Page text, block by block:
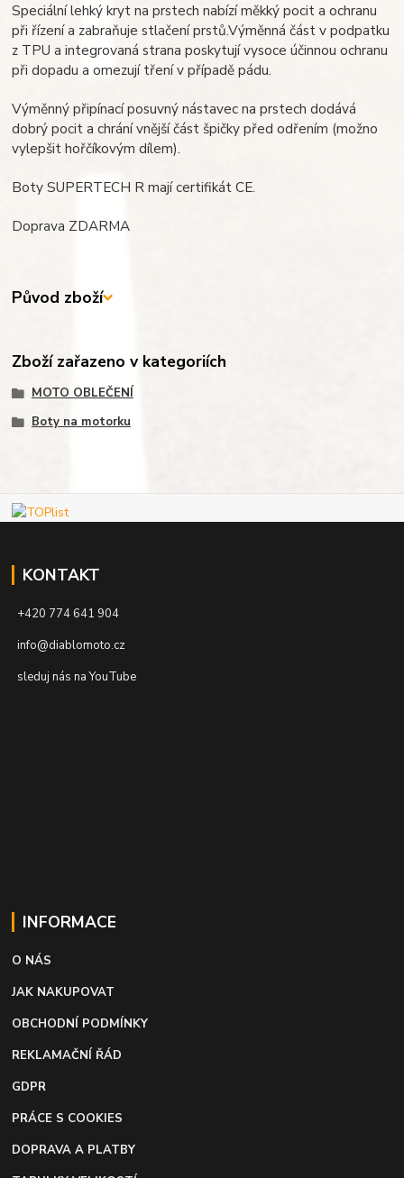
Speciální lehký kryt na prstech nabízí měkký pocit a ochranu
při řízení a zabraňuje stlačení prstů.Výměnná část v podpatku
z TPU a integrovaná strana poskytují vysoce účinnou ochranu
při dopadu a omezují tření v případě pádu.
Výměnný připínací posuvný nástavec na prstech dodává
dobrý pocit a chrání vnější část špičky před odřením (možno
vylepšit hořčíkovým dílem).
Boty SUPERTECH R mají certifikát CE.
Doprava ZDARMA
Původ zboží
Zboží zařazeno v kategoriích
MOTO OBLEČENÍ
Boty na motorku
KONTAKT
+420 774 641 904
info@diablomoto.cz
sleduj nás na YouTube
INFORMACE
O NÁS
JAK NAKUPOVAT
OBCHODNÍ PODMÍNKY
REKLAMAČNÍ ŘÁD
GDPR
PRÁCE S COOKIES
DOPRAVA A PLATBY